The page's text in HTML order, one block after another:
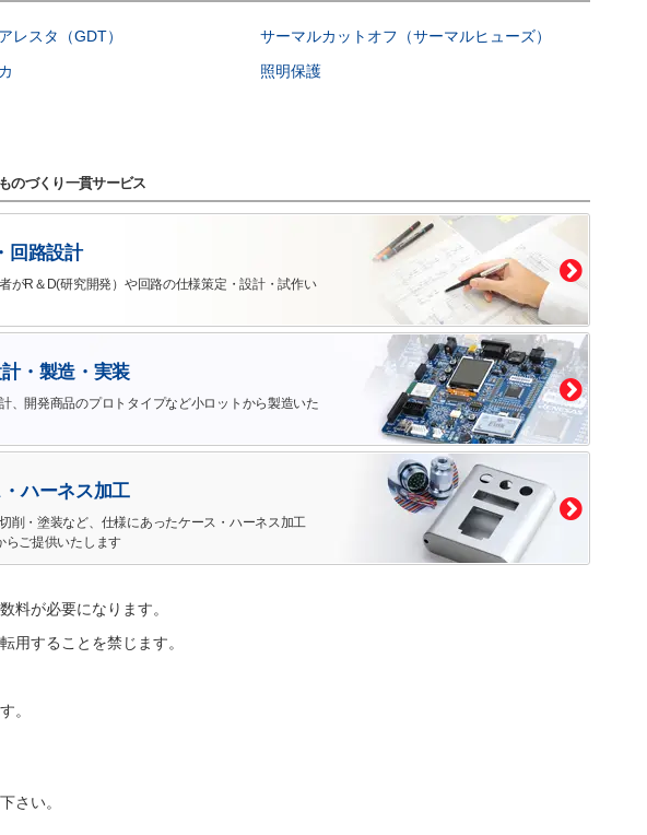
レスタ（GDT）
サーマルカットオフ（サーマルヒューズ）
照明保護
ものづくり一貫サービス
回路設計
がR＆D(研究開発）や回路の仕様策定・設計・試作い
・製造・実装
、開発商品のプロトタイプなど小ロットから製造いた
ハーネス加工
削・塗装など、仕様にあったケース・ハーネス加工
らご提供いたします
料が必要になります。
用することを禁じます。
。
さい。